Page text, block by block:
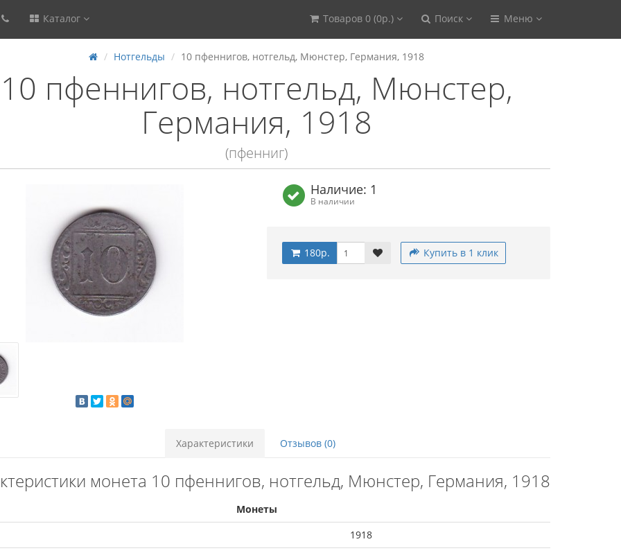
Каталог Товаров 0 (0р.) Поиск Меню
Нотгельды 10 пфеннигов, нотгельд, Мюнстер, Германия, 1918
10 пфеннигов, нотгельд, Мюнстер,
Германия, 1918
(пфенниг)
Наличие: 1
В наличии
180р. Купить в 1 клик
Характеристики Отзывов (0)
монета 10 пфеннигов, нотгельд, Мюнстер, Германия, 1918
Монеты
1918